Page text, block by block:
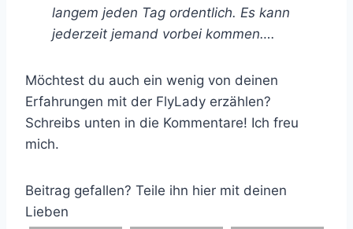
langem jeden Tag ordentlich. Es kann
jederzeit jemand vorbei kommen….
Möchtest du auch ein wenig von deinen
Erfahrungen mit der FlyLady erzählen?
Schreibs unten in die Kommentare! Ich freu
mich.
Beitrag gefallen? Teile ihn hier mit deinen
Lieben